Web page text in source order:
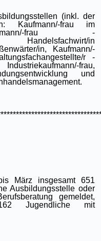
(inkl. der
Kaufmann/-frau im
frau -
Handelsfachwirt/in
in, Kaufmann/-
r -
frau,
und
März insgesamt 651
Ausbildungsstelle oder
gemeldet,
Jugendliche mit